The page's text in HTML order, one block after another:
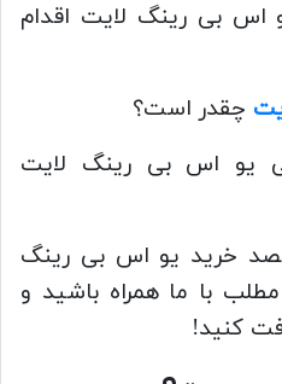
اس بی رینگ لایت اقدام
چقدر است؟
یو اس بی رینگ لایت
خرید یو اس بی رینگ
مطلب با ما همراه باشید و
کنید!